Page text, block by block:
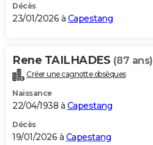
Décès
23/01/2026 à Capestang
Rene TAILHADES (87 ans)
Créer une cagnotte obsèques
Naissance
22/04/1938 à Capestang
Décès
19/01/2026 à Capestang